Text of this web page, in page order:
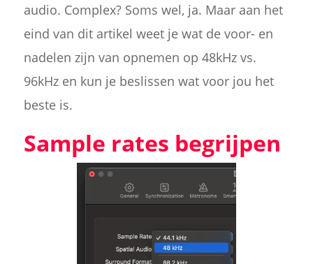
audio. Complex? Soms wel, ja. Maar aan het
eind van dit artikel weet je wat de voor- en
nadelen zijn van opnemen op 48kHz vs.
96kHz en kun je beslissen wat voor jou het
beste is.
Sample rates begrijpen